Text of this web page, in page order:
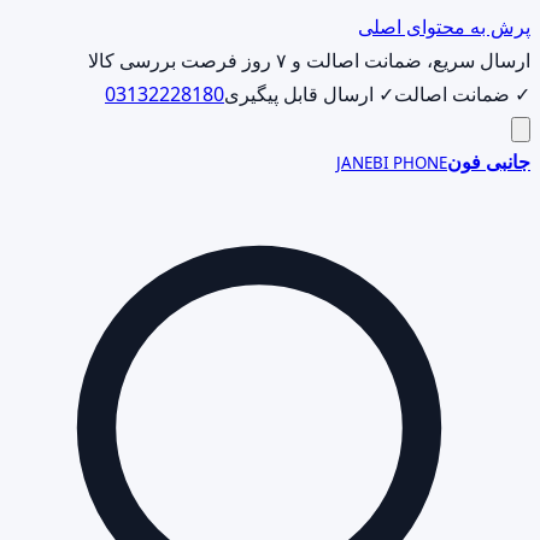
پرش به محتوای اصلی
ارسال سریع، ضمانت اصالت و ۷ روز فرصت بررسی کالا
✓ ضمانت اصالت✓ ارسال قابل پیگیری03132228180
جانبی فونJANEBI PHONE